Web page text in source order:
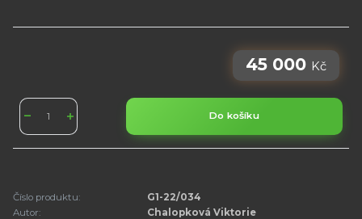
45 000 Kč
Do košíku
Číslo produktu:
G1-22/034
Autor:
Chalopková Viktorie